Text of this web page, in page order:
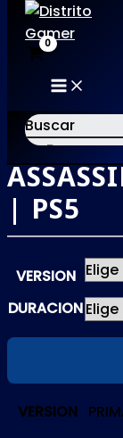
al
contenido
MAIN
MENU
Buscar
×
| PS5
VERSION
DURACION
ASSASSINS
VERSION